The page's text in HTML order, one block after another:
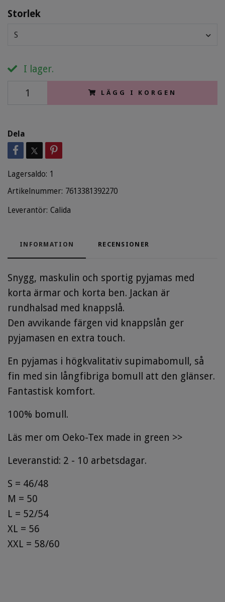
Storlek
S
I lager.
LÄGG I KORGEN
Dela
Lagersaldo: 1
Artikelnummer: 7613381392270
Leverantör: Calida
INFORMATION RECENSIONER
Snygg, maskulin och sportig pyjamas med
korta ärmar och korta ben. Jackan är
rundhalsad med knappslå.
Den avvikande färgen vid knappslån ger
pyjamasen en extra touch.
En pyjamas i högkvalitativ supimabomull, så
fin med sin långfibriga bomull att den glänser.
Fantastisk komfort.
100% bomull.
Läs mer om Oeko-Tex made in green >>
Leveranstid: 2 - 10 arbetsdagar.
S = 46/48
M = 50
L = 52/54
XL = 56
XXL = 58/60